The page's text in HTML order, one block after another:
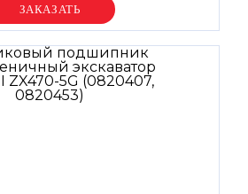
Уточняйте цену